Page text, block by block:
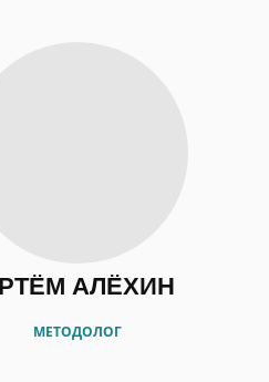
АЛЁХИН
МЕТОДОЛОГ